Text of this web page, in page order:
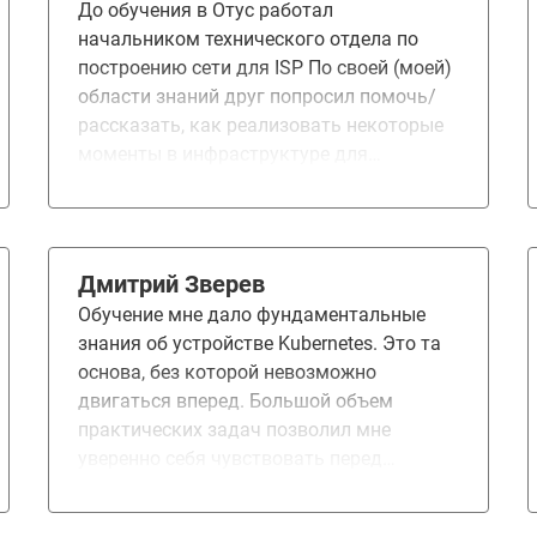
До обучения в Отус работал
начальником технического отдела по
построению сети для ISP По своей (моей)
области знаний друг попросил помочь/
рассказать, как реализовать некоторые
движется его команда в стеке
Kubernetes и все с этим связанное, т.е.
DevOps. Именно в этот момент
совершенно случайно увидел рекламу
курса "DevOps Практики и инструменты".
Который я быстренько и прошел . От
этого курса я получил некий "вау
эффект". Потому на курс по Kubernetes
Дмитрий Зверев
Обучение мне дало фундаментальные
знания об устройстве Kubernetes. Это та
основа, без которой невозможно
двигаться вперед. Большой объем
практических задач позволил мне
месяцев я получил навыки, которые